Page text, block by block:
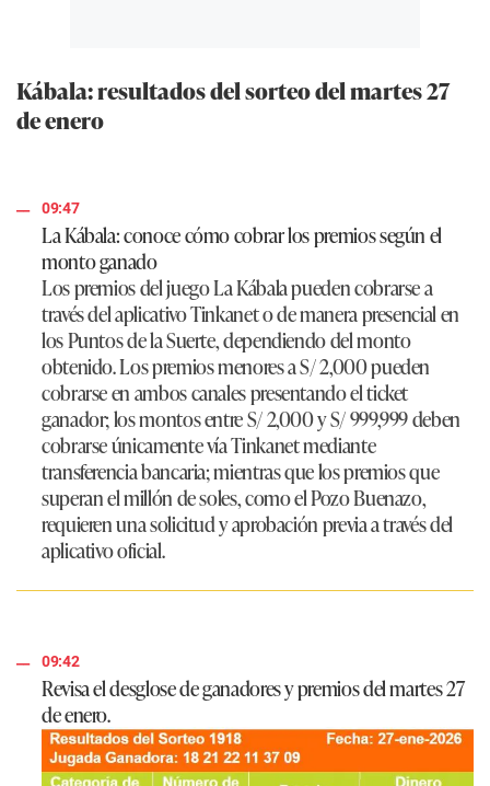
Kábala: resultados del sorteo del martes 27
de enero
09:47
La Kábala: conoce cómo cobrar los premios según el
monto ganado
Los premios del juego La Kábala pueden cobrarse a
través del aplicativo Tinkanet o de manera presencial en
los Puntos de la Suerte, dependiendo del monto
obtenido.Los premios menores a S/ 2,000pueden
cobrarse en ambos canales presentando el ticket
ganador;los montos entre S/ 2,000 y S/ 999,999deben
cobrarse únicamente vía Tinkanet mediante
transferencia bancaria; mientras que lospremios que
superan el millón de soles, como el Pozo Buenazo,
requieren una solicitud y aprobación previa a través del
aplicativo oficial.
09:42
Revisa el desglose de ganadores y premios del martes 27
de enero.